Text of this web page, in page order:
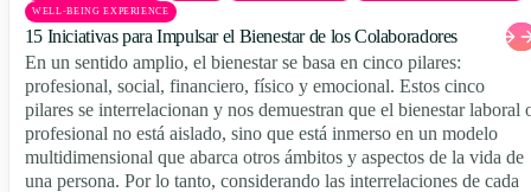
WELL-BEING EXPERIENCE
15 Iniciativas para Impulsar el Bienestar de los Colaboradores
En un sentido amplio, el bienestar se basa en cinco pilares:
profesional, social, financiero, físico y emocional. Estos cinco
pilares se interrelacionan y nos demuestran que el bienestar laboral
profesional no está aislado, sino que está inmerso en un modelo
multidimensional que abarca otros ámbitos y aspectos de la vida de
una persona. Por lo tanto, considerando las interrelaciones de cada